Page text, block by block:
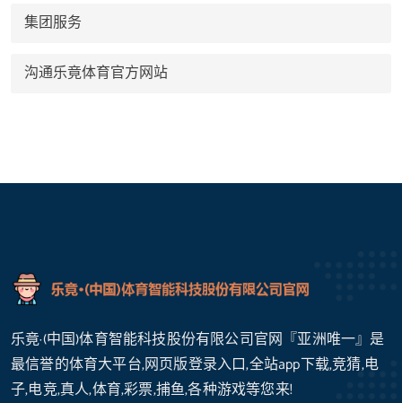
集团服务
沟通乐竟体育官方网站
乐竟·(中国)体育智能科技股份有限公司官网『亚洲唯一』是
最信誉的体育大平台,网页版登录入口,全站app下载,竞猜,电
子,电竞,真人,体育,彩票,捕鱼,各种游戏等您来!